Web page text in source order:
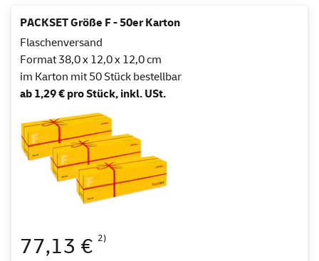
PACKSET Größe F - 50er Karton
Flaschenversand
Format 38,0 x 12,0 x 12,0 cm
im Karton mit 50 Stück bestellbar
ab 1,29 € pro Stück, inkl. USt.
77,13 € 2)